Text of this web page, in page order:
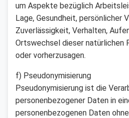
um Aspekte bezüglich
Lage, Gesundheit, persönlicher
Zuverlässigkeit, Verhalten,
Ortswechsel dieser natürlichen
oder vorherzusagen.
f) Pseudonymisierung
Pseudonymisierung ist die
personenbezogener Daten in
personenbezogenen Daten